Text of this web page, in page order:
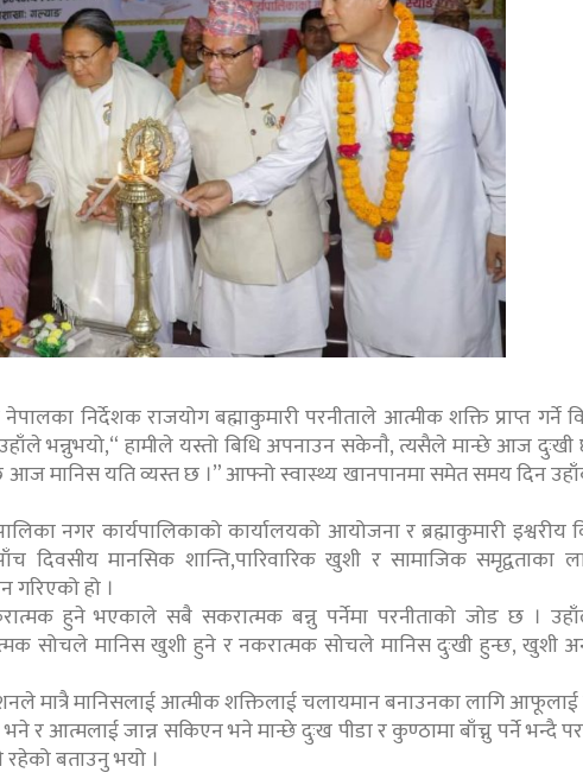
नेपालका निर्देशक राजयोग बह्माकुमारी परनीताले आत्मीक शक्ति प्राप्त गर्ने
भन्नुभयो,“ हामीले यस्तो बिधि अपनाउन सकेनाै‌, त्यसैले मान्छे आज
मानिस यति व्यस्त छ ।” आफ्नो स्वास्थ्य खानपानमा समेत समय दिन
नगर कार्यपालिकाको कार्यालयको आयोजना र ब्रह्माकुमारी इश्वरीय
दिवसीय मानसिक शान्ति,पारिवारिक खुशी र सामाजिक समृद्वताका
गरिएको हो ।
हुने भएकाले सबै सकरात्मक बन्नु पर्नेमा परनीताको जोड छ ।
सोचले मानिस खुशी हुने र नकरात्मक सोचले मानिस दुःखी हुन्छ, खुशी
मात्रै मानिसलाई आत्मीक शक्तिलाई चलायमान बनाउनका लागि आफूलाई
र आत्मलाई जान्न सकिएन भने मान्छे दुःख पीडा र कुण्ठामा बाँच्नु पर्ने भन्दै
बताउनु भयो ।